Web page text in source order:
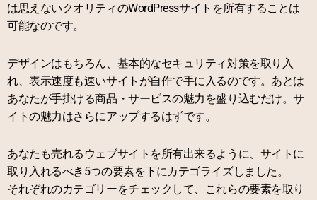
は思えないクオリティのWordPressサイトを所有することは
可能なのです。
デザインはもちろん、基本的なセキュリティ対策を取り入
れ、表示速度も速いサイトが自作で手に入るのです。あとは
あなたが手掛ける商品・サービスの魅力を盛り込むだけ。サ
イトの魅力はさらにアップするはずです。
あなたも売れるウェブサイトを所有出来るように、サイトに
取り入れるべき5つの要素を下にカテゴライズしました。
それぞれのカテゴリーをチェックして、これらの要素を取り